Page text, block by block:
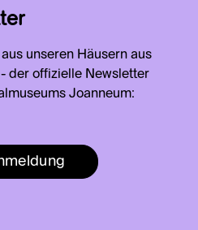
unseren Häusern aus
der offizielle Newsletter
Joanneum: